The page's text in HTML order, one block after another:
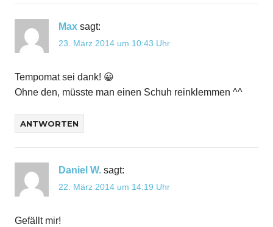
Max sagt:
23. März 2014 um 10:43 Uhr
Tempomat sei dank! 😀
Ohne den, müsste man einen Schuh reinklemmen ^^
ANTWORTEN
Daniel W. sagt:
22. März 2014 um 14:19 Uhr
Gefällt mir!